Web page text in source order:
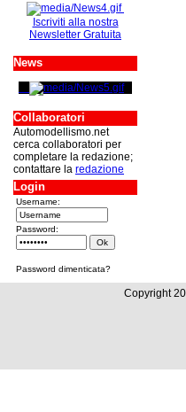
Iscriviti alla nostra
Newsletter Gratuita
News
Collaboratori
Automodellismo.net
cerca collaboratori per
completare la redazione;
contattare la redazione
Login
Username:
Password:
Password dimenticata?
Copyright